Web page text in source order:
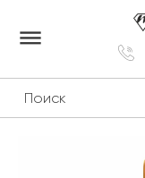
dehaze